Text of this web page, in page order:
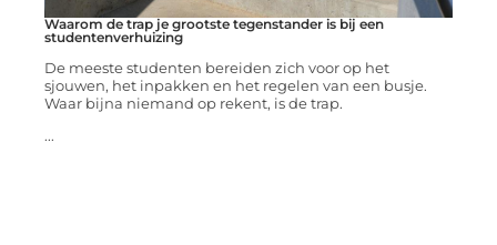
Waarom de trap je grootste tegenstander is bij een
studentenverhuizing
De meeste studenten bereiden zich voor op het
sjouwen, het inpakken en het regelen van een busje.
Waar bijna niemand op rekent, is de trap.
...